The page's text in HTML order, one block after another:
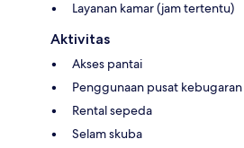
Layanan kamar (jam tertentu)
Aktivitas
Akses pantai
Penggunaan pusat
Rental sepeda
Selam skuba